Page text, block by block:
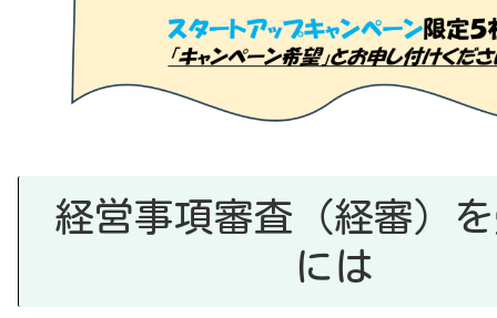
経営事項審査（経審）
には